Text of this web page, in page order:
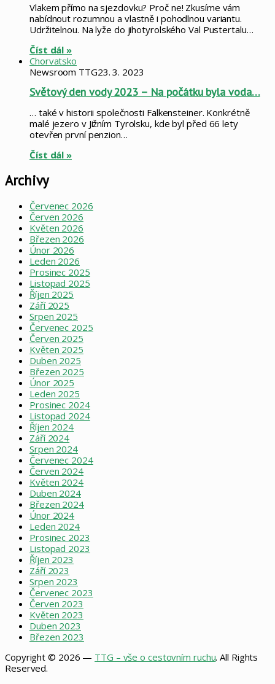
Vlakem přímo na sjezdovku? Proč ne! Zkusíme vám
nabídnout rozumnou a vlastně i pohodlnou variantu.
Udržitelnou. Na lyže do jihotyrolského Val Pustertalu…
Číst dál »
Chorvatsko
Newsroom TTG23. 3. 2023
Světový den vody 2023 – Na počátku byla voda…
… také v historii společnosti Falkensteiner. Konkrétně
malé jezero v Jižním Tyrolsku, kde byl před 66 lety
otevřen první penzion…
Číst dál »
Archivy
Červenec 2026
Červen 2026
Květen 2026
Březen 2026
Únor 2026
Leden 2026
Prosinec 2025
Listopad 2025
Říjen 2025
Září 2025
Srpen 2025
Červenec 2025
Červen 2025
Květen 2025
Duben 2025
Březen 2025
Únor 2025
Leden 2025
Prosinec 2024
Listopad 2024
Říjen 2024
Září 2024
Srpen 2024
Červenec 2024
Červen 2024
Květen 2024
Duben 2024
Březen 2024
Únor 2024
Leden 2024
Prosinec 2023
Listopad 2023
Říjen 2023
Září 2023
Srpen 2023
Červenec 2023
Červen 2023
Květen 2023
Duben 2023
Březen 2023
Copyright © 2026 — TTG – vše o cestovním ruchu. All Rights
Reserved.